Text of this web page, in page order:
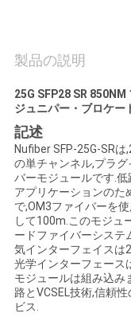
絡
し
な
さ
い
ニ
ュ
ー
製品の説明
25G SFP28 SR
ジュニパー・ブロケー
記述
Nufiber SFP-25G-SR
の単チャンネル,プラ
バーモジュールです.
アプリケーションのた
で,OM3ファイバーを
して100m.このモジュ
ードファイバーシステ
気インターフェイスは
光学インターフェース
モジュールは組み込み
路とVCSEL技術,信頼
ビス.